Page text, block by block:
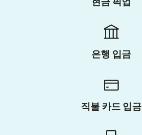
현금 픽업
은행 입금
직불 카드 입금